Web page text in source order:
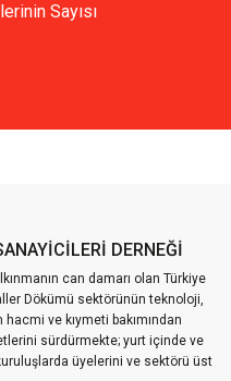
Sayısı
DERNEĞİ
can damarı olan Türkiye
Dökümü sektörünün teknoloji,
ve kıymeti bakımından
sürdürmekte; yurt içinde ve
üyelerini ve sektörü üst